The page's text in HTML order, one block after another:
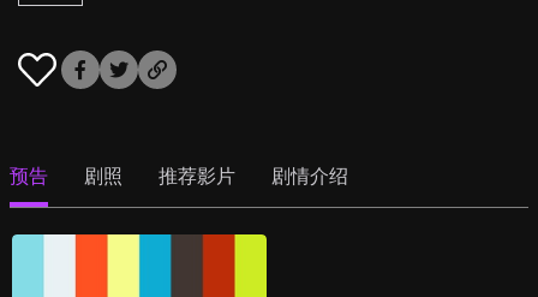
预告 剧照 推荐影片 剧情介绍